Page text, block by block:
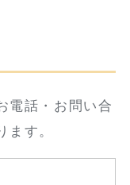
電話・お問い合
ます。